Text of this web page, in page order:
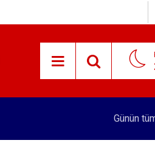
Merkez Bankası
Günün